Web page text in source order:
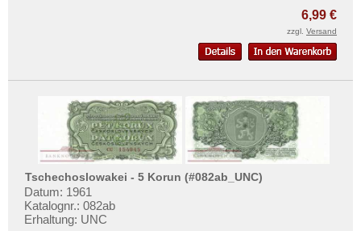
6,99 €
zzgl. Versand
Tschechoslowakei - 5 Korun (#082ab_UNC)
Datum: 1961
Katalognr.: 082ab
Erhaltung: UNC